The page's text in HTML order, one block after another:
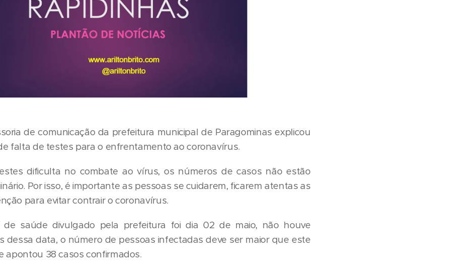
de comunicação da prefeitura municipal de Paragominas explicou
falta de testes para o enfrentamento ao coronavírus.
dificulta no combate ao vírus, os números de casos não estão
Por isso, é importante as pessoas se cuidarem, ficarem atentas as
para evitar contrair o coronavírus.
de saúde divulgado pela prefeitura foi dia 02 de maio, não houve
dessa data, o número de pessoas infectadas deve ser maior que este
apontou 38 casos confirmados.